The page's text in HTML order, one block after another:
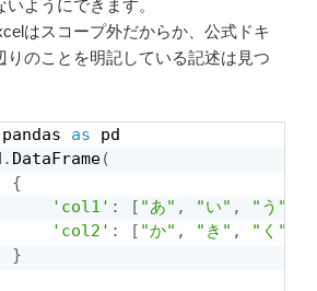
ようにできます。
はスコープ外だからか、公式ドキ
りのことを明記している記述は見つ
pandas as pd
. DataFrame(
{
'col1' : [ "あ" , "い" , "う"
'col2' : [ "か" , "き" , "く"
}